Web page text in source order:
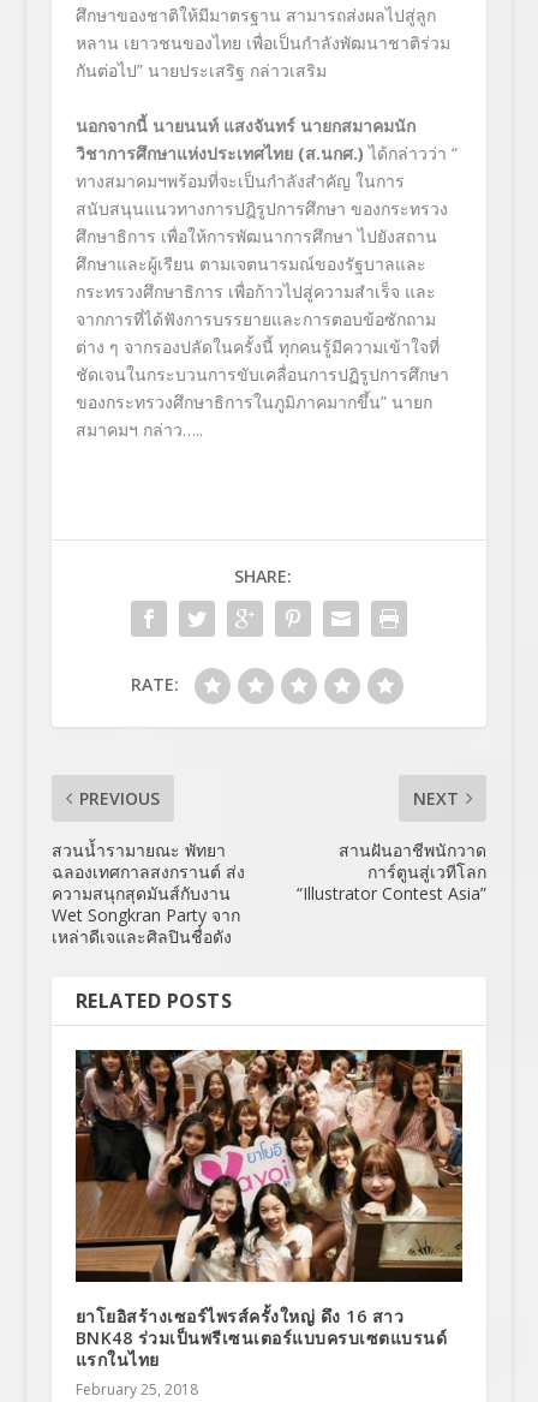
ศึกษาของชาติให้มีมาตรฐาน สามารถส่งผลไปสู่ลูก
หลาน เยาวชนของไทย เพื่อเป็นกำลังพัฒนาชาติร่วม
กันต่อไป” นายประเสริฐ กล่าวเสริม
นอกจากนี้ นายนนท์ แสงจันทร์ นายกสมาคมนัก
วิชาการศึกษาแห่งประเทศไทย (ส.นกศ.) ได้กล่าวว่า “
ทางสมาคมฯพร้อมที่จะเป็นกำลังสำคัญ ในการ
สนับสนุนแนวทางการปฎิรูปการศึกษา ของกระทรวง
ศึกษาธิการ เพื่อให้การพัฒนาการศึกษา ไปยังสถาน
ศึกษาและผู้เรียน ตามเจตนารมณ์ของรัฐบาลและ
กระทรวงศึกษาธิการ เพื่อก้าวไปสู่ความสำเร็จ และ
จากการที่ได้ฟังการบรรยายและการตอบข้อซักถาม
ต่าง ๆ จากรองปลัดในครั้งนี้ ทุกคนรู้มีความเข้าใจที่
ชัดเจนในกระบวนการขับเคลื่อนการปฏิรูปการศึกษา
ของกระทรวงศึกษาธิการในภูมิภาคมากขึ้น” นายก
สมาคมฯ กล่าว…..
SHARE:
RATE:
PREVIOUS
สวนน้ำรามายณะ พัทยา
ฉลองเทศกาลสงกรานต์ ส่ง
ความสนุกสุดมันส์กับงาน
Wet Songkran Party จาก
เหล่าดีเจและศิลปินชื่อดัง
NEXT
สานฝันอาชีพนักวาด
การ์ตูนสู่เวทีโลก
“Illustrator Contest Asia”
RELATED POSTS
ยาโยอิสร้างเซอร์ไพรส์ครั้งใหญ่ ดึง 16 สาว
BNK48 ร่วมเป็นพรีเซนเตอร์แบบครบเซตแบรนด์
แรกในไทย
February 25, 2018